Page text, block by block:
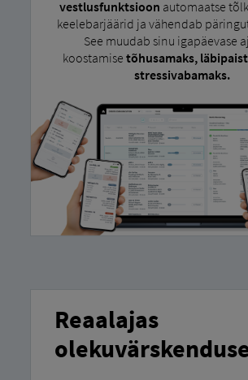
vestlusfunktsioon automaatse
keelebarjäärid ja vähendab
See muudab sinu igapäevase
koostamise tõhusamaks,
stressivabamaks.
Reaalajas